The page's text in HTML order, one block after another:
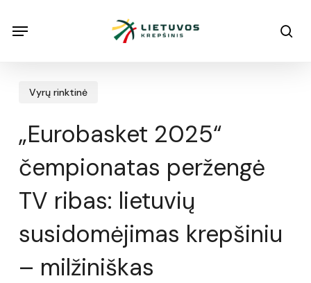
Menu
Vyrų rinktinė
„Eurobasket 2025“
čempionatas peržengė
TV ribas: lietuvių
susidomėjimas krepšiniu
– milžiniškas